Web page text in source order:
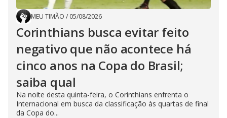
MEU TIMÃO / 05/08/2026
Corinthians busca evitar feito
negativo que não acontece há
cinco anos na Copa do Brasil;
saiba qual
Na noite desta quinta-feira, o Corinthians enfrenta o
Internacional em busca da classificação às quartas de final
da Copa do...